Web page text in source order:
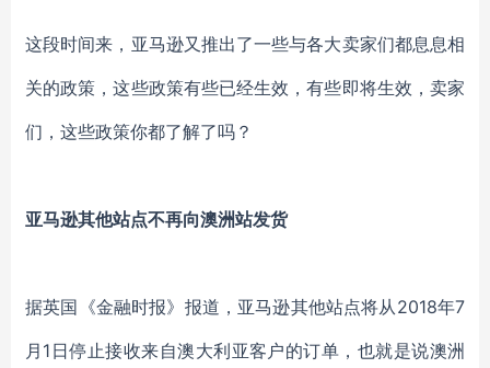
这段时间来，亚马逊又推出了一些与各大卖家们都息息相
关的政策，这些政策有些已经生效，有些即将生效，卖家
们，这些政策你都了解了吗？
亚马逊其他站点不再向澳洲站发货
据英国《金融时报》报道，亚马逊其他站点将从2018年7
月1日停止接收来自澳大利亚客户的订单，也就是说澳洲